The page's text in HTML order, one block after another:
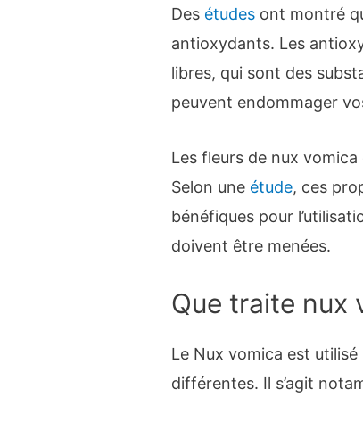
Des études ont montré
antioxydants. Les
libres, qui sont des
peuvent endommager
Les fleurs de nux
Selon une étude, ces
bénéfiques pour
doivent être menées.
Que traite nux
Le Nux vomica est
différentes. Il s’agit